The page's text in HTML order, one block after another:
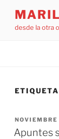
contenido
desde la otra
PUBLICADO
EL
Apuntes